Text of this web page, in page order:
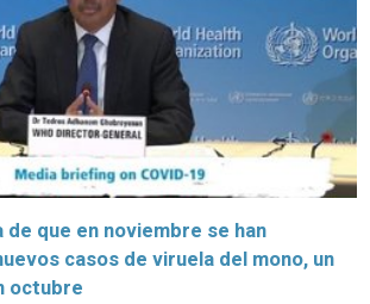
de que en noviembre se han
casos de viruela del mono, un
octubre